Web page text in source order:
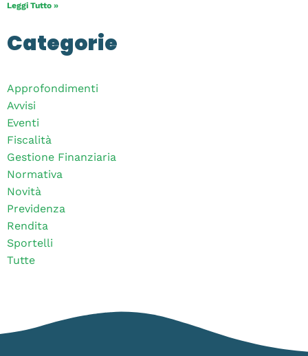
Leggi Tutto »
Categorie
Approfondimenti
Avvisi
Eventi
Fiscalità
Gestione Finanziaria
Normativa
Novità
Previdenza
Rendita
Sportelli
Tutte